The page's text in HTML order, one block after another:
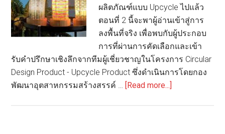
ผลิตภัณฑ์แบบ Upcycle ไปแล้ว
ตอนที่ 2 นี้จะพาผู้อ่านเข้าสู่การ
ลงพื้นที่จริง เพื่อพบกับผู้ประกอบ
การที่ผ่านการคัดเลือกและเข้า
รับคำปรึกษาเชิงลึกจากทีมผู้เชี่ยวชาญในโครงการ Circular
Design Product - Upcycle Product ซึ่งดำเนินการโดยกอง
พัฒนาอุตสาหกรรมสร้างสรรค์ …
[Read more...]